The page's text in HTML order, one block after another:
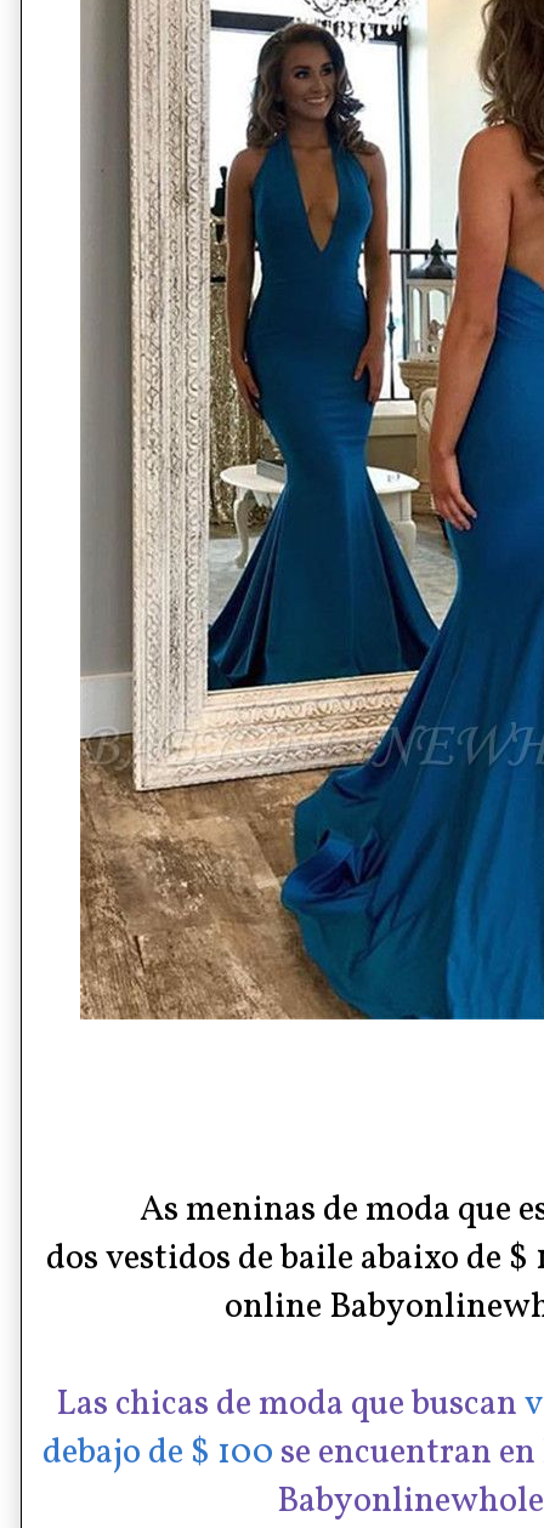
As meninas de moda que
dosvestidosde baile abaixo de$
online
Las chicas de moda que buscan
debajo de $ 100se encuentran